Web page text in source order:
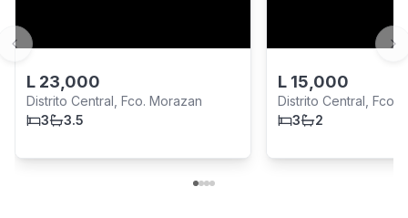
L 23,000
Distrito Central, Fco. Morazan
3
3.5
L 15,000
Distrito Central, Fco.
3
2
Previous slide